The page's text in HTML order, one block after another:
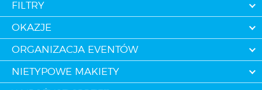
FILTRY
OKAZJE
ORGANIZACJA EVENTÓW
NIETYPOWE MAKIETY